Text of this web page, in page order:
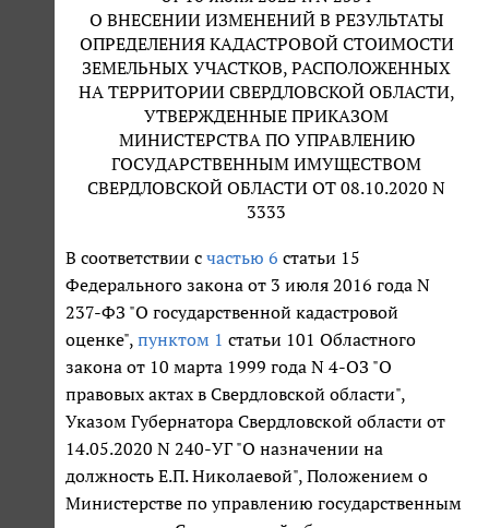
О ВНЕСЕНИИ ИЗМЕНЕНИЙ В РЕЗУЛЬТАТЫ
ОПРЕДЕЛЕНИЯ КАДАСТРОВОЙ СТОИМОСТИ
ЗЕМЕЛЬНЫХ УЧАСТКОВ, РАСПОЛОЖЕННЫХ
НА ТЕРРИТОРИИ СВЕРДЛОВСКОЙ ОБЛАСТИ,
УТВЕРЖДЕННЫЕ ПРИКАЗОМ
МИНИСТЕРСТВА ПО УПРАВЛЕНИЮ
ГОСУДАРСТВЕННЫМ ИМУЩЕСТВОМ
СВЕРДЛОВСКОЙ ОБЛАСТИ ОТ 08.10.2020 N
3333
В соответствии с частью 6 статьи 15
Федерального закона от 3 июля 2016 года N
237-ФЗ "О государственной кадастровой
оценке", пунктом 1 статьи 101 Областного
закона от 10 марта 1999 года N 4-ОЗ "О
правовых актах в Свердловской области",
Указом Губернатора Свердловской области от
14.05.2020 N 240-УГ "О назначении на
должность Е.П. Николаевой", Положением о
Министерстве по управлению государственным